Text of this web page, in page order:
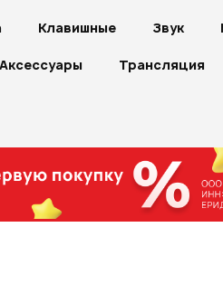
Клавишные Звук
Аксессуары Трансляция